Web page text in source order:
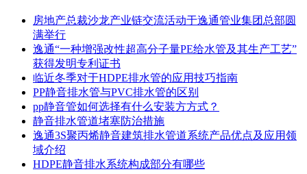
房地产总裁沙龙产业链交流活动于逸通管业集团总部圆
满举行
逸通“一种增强改性超高分子量PE给水管及其生产工艺”
获得发明专利证书
临近冬季对于HDPE排水管的应用技巧指南
PP静音排水管与PVC排水管的区别
pp静音管如何选择有什么安装方方式？
静音排水管道堵塞防治措施
逸通3S聚丙烯静音建筑排水管道系统产品优点及应用领
域介绍
HDPE静音排水系统构成部分有哪些